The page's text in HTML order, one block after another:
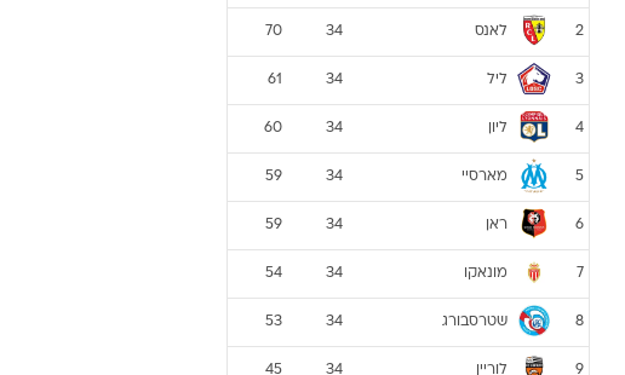
2 לאנס 34
70
3 ליל 34
61
4 ליון 34
60
5 מארסיי 34
59
6 ראן 34
59
7 מונאקו 34
54
8 שטרסבורג 34
53
9 לוריין 34
45